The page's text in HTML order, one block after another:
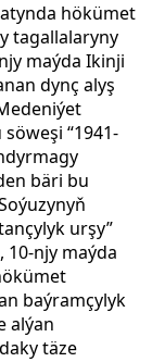
hökümet
tagallalaryny
maýda Ikinji
dynç alyş
“1941-
bäri bu
urşy”
10-njy maýda
baýramçylyk
alýan
täze